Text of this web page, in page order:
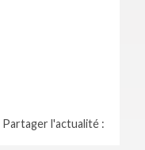
Partager l'actualité :